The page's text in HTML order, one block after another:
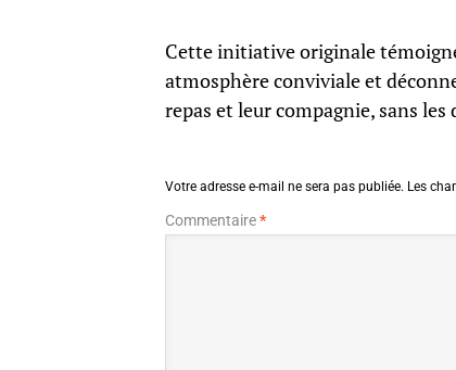
Cette initiative originale
atmosphère conviviale et
repas et leur compagnie, sans
Votre adresse e-mail ne sera pas publiée. Les
Commentaire*